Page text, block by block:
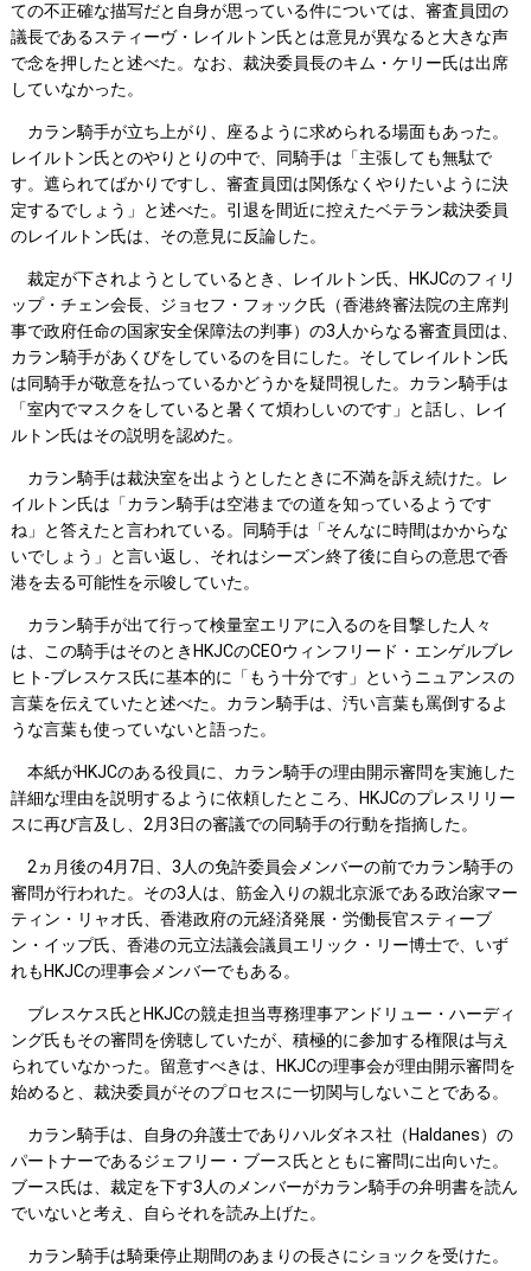
ての不正確な描写だと自身が思っている件については、審査員団の
議長であるスティーヴ・レイルトン氏とは意見が異なると大きな声
で念を押したと述べた。なお、裁決委員長のキム・ケリー氏は出席
していなかった。
カラン騎手が立ち上がり、座るように求められる場面もあった。
レイルトン氏とのやりとりの中で、同騎手は「主張しても無駄で
す。遮られてばかりですし、審査員団は関係なくやりたいように決
定するでしょう」と述べた。引退を間近に控えたベテラン裁決委員
のレイルトン氏は、その意見に反論した。
裁定が下されようとしているとき、レイルトン氏、HKJCのフィリ
ップ・チェン会長、ジョセフ・フォック氏（香港終審法院の主席判
事で政府任命の国家安全保障法の判事）の3人からなる審査員団は、
カラン騎手があくびをしているのを目にした。そしてレイルトン氏
は同騎手が敬意を払っているかどうかを疑問視した。カラン騎手は
「室内でマスクをしていると暑くて煩わしいのです」と話し、レイ
ルトン氏はその説明を認めた。
カラン騎手は裁決室を出ようとしたときに不満を訴え続けた。レ
イルトン氏は「カラン騎手は空港までの道を知っているようです
ね」と答えたと言われている。同騎手は「そんなに時間はかからな
いでしょう」と言い返し、それはシーズン終了後に自らの意思で香
港を去る可能性を示唆していた。
カラン騎手が出て行って検量室エリアに入るのを目撃した人々
は、この騎手はそのときHKJCのCEOウィンフリード・エンゲルブレ
ヒト-ブレスケス氏に基本的に「もう十分です」というニュアンスの
言葉を伝えていたと述べた。カラン騎手は、汚い言葉も罵倒するよ
うな言葉も使っていないと語った。
本紙がHKJCのある役員に、カラン騎手の理由開示審問を実施した
詳細な理由を説明するように依頼したところ、HKJCのプレスリリー
スに再び言及し、2月3日の審議での同騎手の行動を指摘した。
2ヵ月後の4月7日、3人の免許委員会メンバーの前でカラン騎手の
審問が行われた。その3人は、筋金入りの親北京派である政治家マー
ティン・リャオ氏、香港政府の元経済発展・労働長官スティーブ
ン・イップ氏、香港の元立法議会議員エリック・リー博士で、いず
れもHKJCの理事会メンバーでもある。
ブレスケス氏とHKJCの競走担当専務理事アンドリュー・ハーディ
ング氏もその審問を傍聴していたが、積極的に参加する権限は与え
られていなかった。留意すべきは、HKJCの理事会が理由開示審問を
始めると、裁決委員がそのプロセスに一切関与しないことである。
カラン騎手は、自身の弁護士でありハルダネス社（Haldanes）の
パートナーであるジェフリー・ブース氏とともに審問に出向いた。
ブース氏は、裁定を下す3人のメンバーがカラン騎手の弁明書を読ん
でいないと考え、自らそれを読み上げた。
カラン騎手は騎乗停止期間のあまりの長さにショックを受けた。